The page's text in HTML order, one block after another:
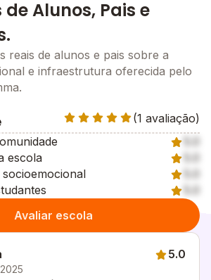
Alunos, Pais e
reais de alunos e pais sobre a
e infraestrutura oferecida pelo
(1 avaliação)
escola
Avaliar escola
5.0